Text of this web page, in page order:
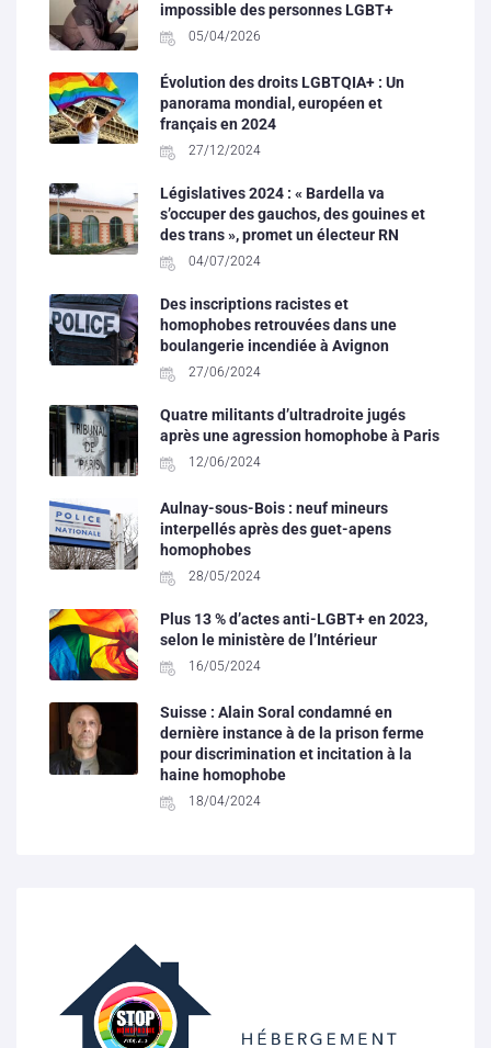
impossible des personnes LGBT+
05/04/2026
Évolution des droits LGBTQIA+ : Un
panorama mondial, européen et
français en 2024
27/12/2024
Législatives 2024 : « Bardella va
s’occuper des gauchos, des gouines et
des trans », promet un électeur RN
04/07/2024
Des inscriptions racistes et
homophobes retrouvées dans une
boulangerie incendiée à Avignon
27/06/2024
Quatre militants d’ultradroite jugés
après une agression homophobe à Paris
12/06/2024
Aulnay-sous-Bois : neuf mineurs
interpellés après des guet-apens
homophobes
28/05/2024
Plus 13 % d’actes anti-LGBT+ en 2023,
selon le ministère de l’Intérieur
16/05/2024
Suisse : Alain Soral condamné en
dernière instance à de la prison ferme
pour discrimination et incitation à la
haine homophobe
18/04/2024